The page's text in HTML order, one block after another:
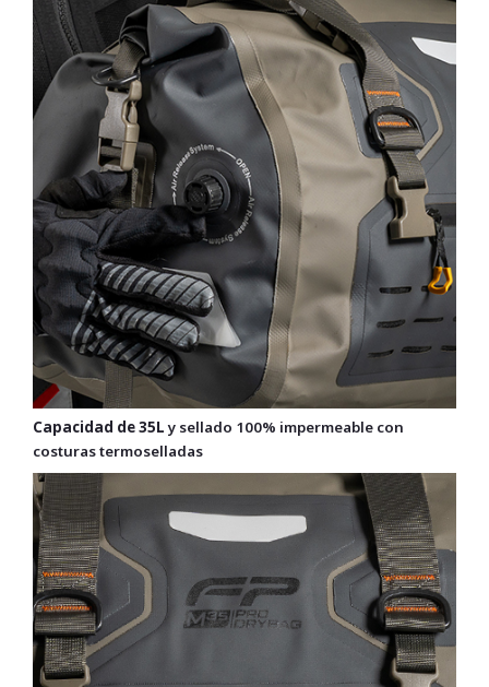
Capacidad de 35Ly sellado 100% impermeable con
costuras termoselladas